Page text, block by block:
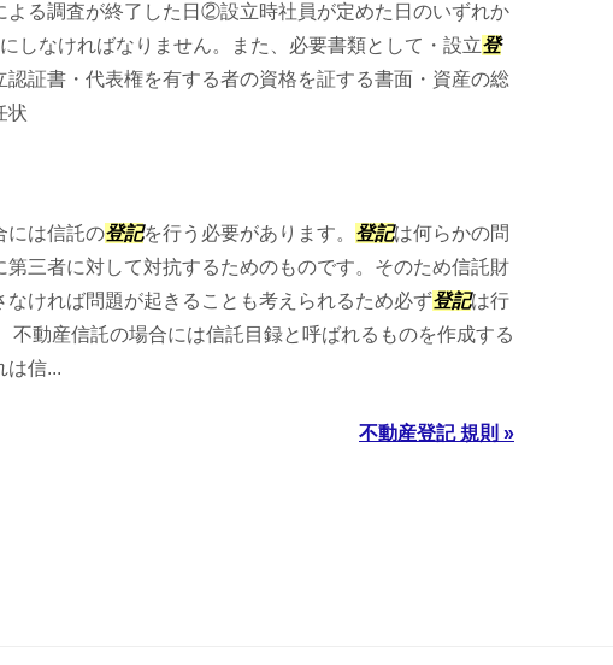
る調査が終了した日②設立時社員が定めた日のいずれか
しなければなりません。また、必要書類として・設立登
認証書・代表権を有する者の資格を証する書面・資産の総
状
には信託の登記を行う必要があります。 登記は何らかの問
第三者に対して対抗するためのものです。そのため信託財
なければ問題が起きることも考えられるため必ず登記は行
不動産信託の場合には信託目録と呼ばれるものを作成する
は信...
不動産登記 規則 »